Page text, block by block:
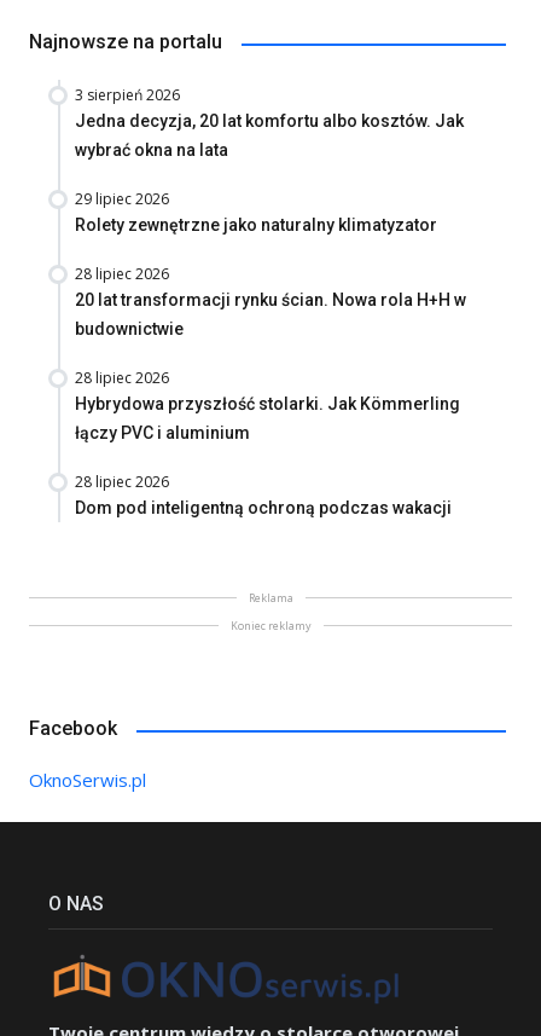
Najnowsze na portalu
3 sierpień 2026
Jedna decyzja, 20 lat komfortu albo kosztów. Jak
wybrać okna na lata
29 lipiec 2026
Rolety zewnętrzne jako naturalny klimatyzator
28 lipiec 2026
20 lat transformacji rynku ścian. Nowa rola H+H w
budownictwie
28 lipiec 2026
Hybrydowa przyszłość stolarki. Jak Kömmerling
łączy PVC i aluminium
28 lipiec 2026
Dom pod inteligentną ochroną podczas wakacji
Reklama
Koniec reklamy
Facebook
OknoSerwis.pl
O NAS